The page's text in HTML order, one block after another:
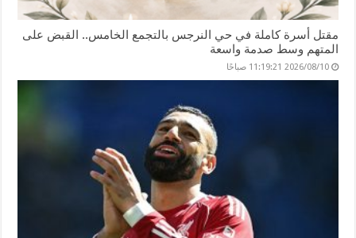
مقتل أسرة كاملة في حي النرجس بالتجمع الخامس.. القبض على
المتهم وسط صدمة واسعة
2026/08/10 11:19:21 صباحًا